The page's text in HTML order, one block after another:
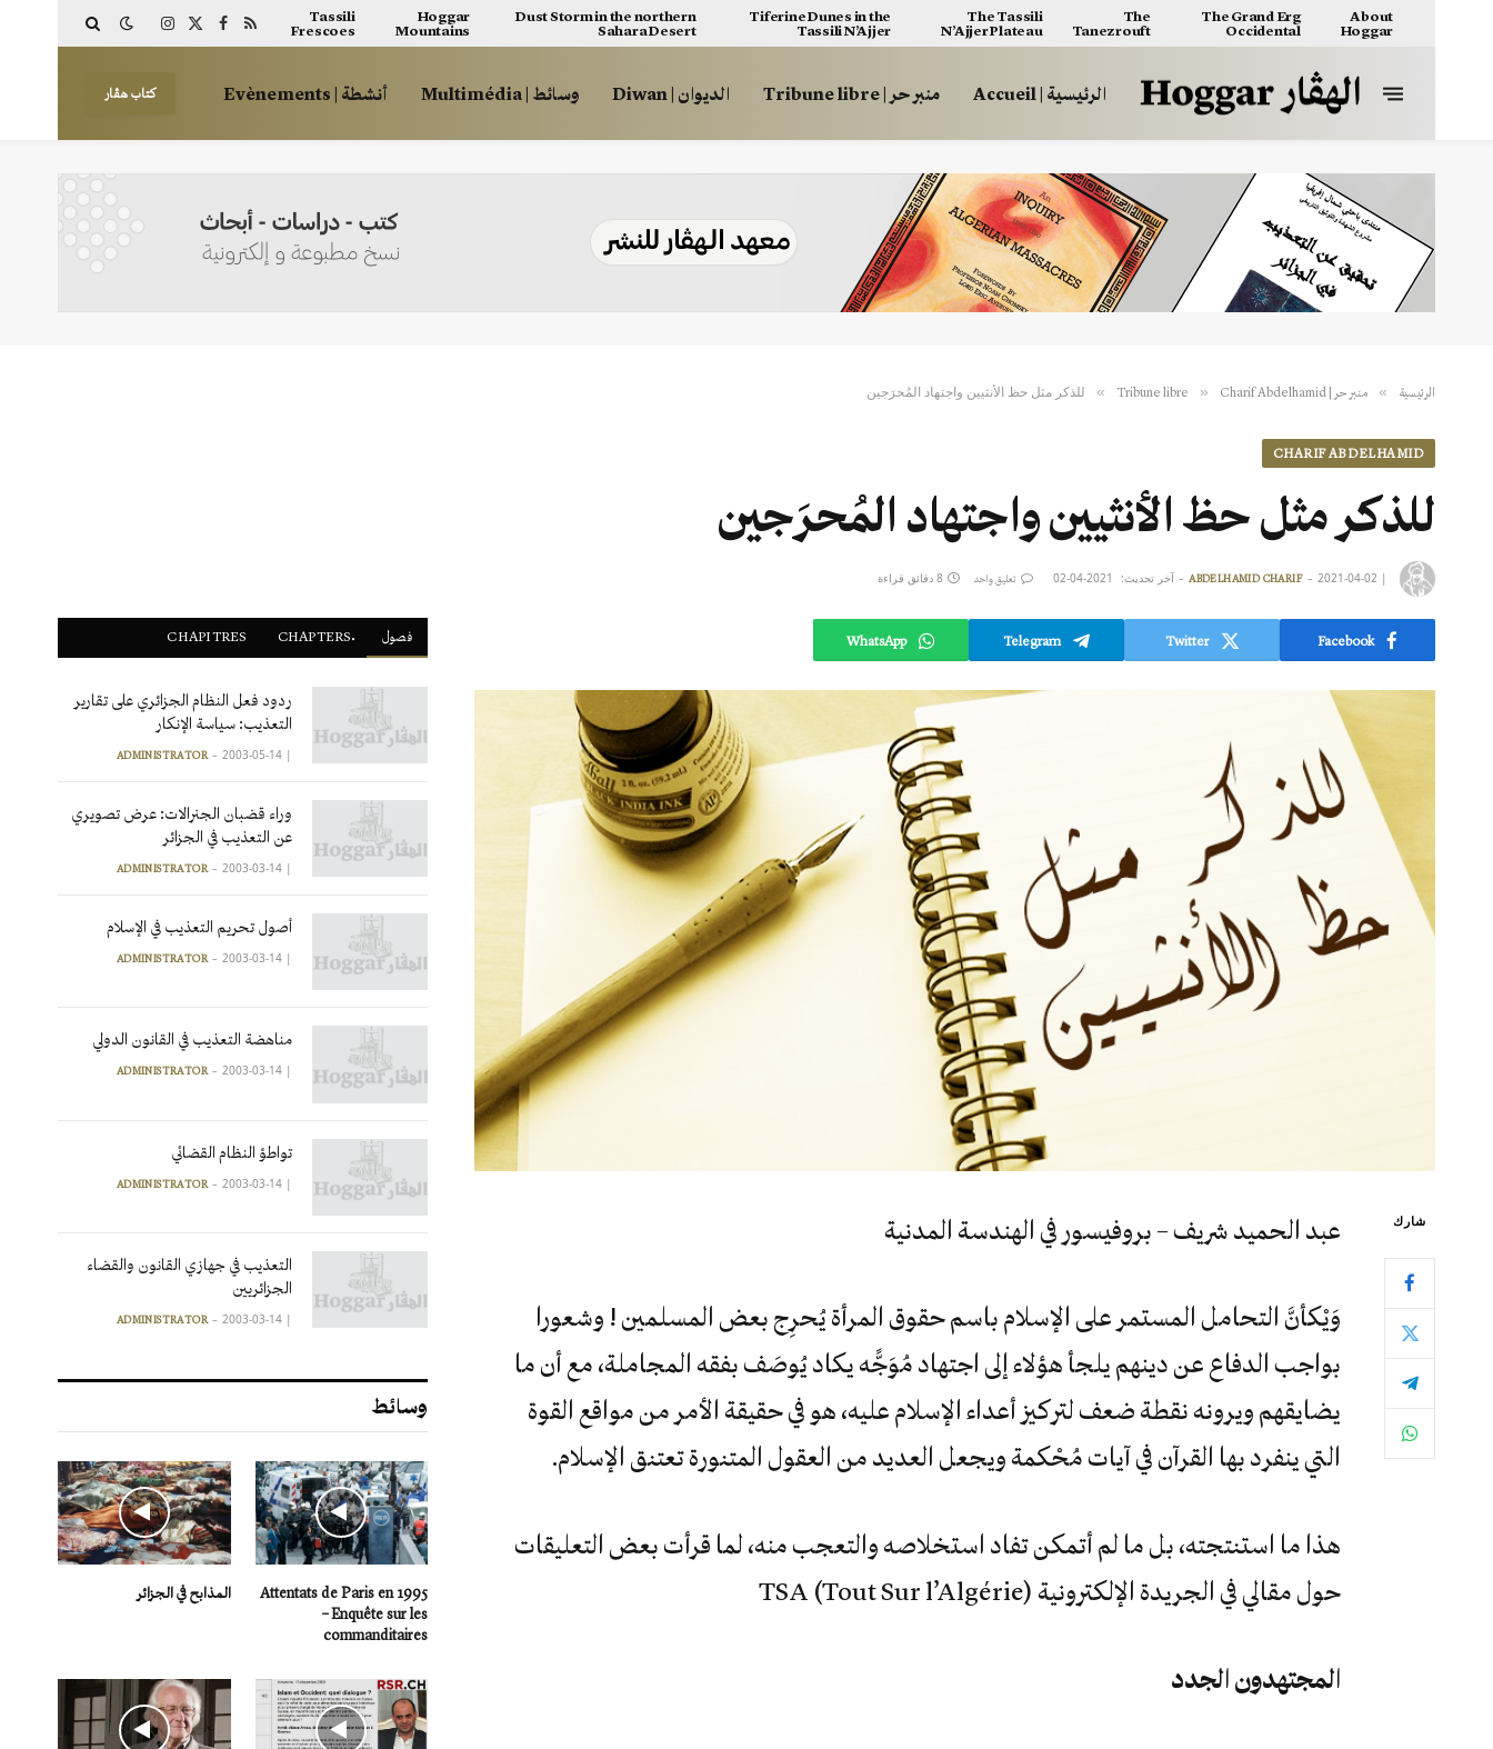
About
Hoggar
The Grand Erg
Occidental
The
Tanezrouft
The Tassili
N’Ajjer Plateau
Tiferine Dunes in the
Tassili N’Ajjer
Dust Storm in the northern
Sahara Desert
Hoggar
Mountains
Tassili
Frescoes
RSS
Facebook
X
Instagram
الرئيسية | Accueil منبر حر | Tribune libre الديوان | Diwan وسائط | Multimédia أنشطة | Evènements كتاب هڤار
الرئيسية » منبر حر | Tribune libre » Charif Abdelhamid
» للذكر مثل حظ الأنثيين واجتهاد المُحرَجين
CHARIF ABDELHAMID
للذكر مثل حظ الأنثيين واجتهاد المُحرَجين
|
ABDELHAMID CHARIF 2021-04-02 آخر تحديث: 2021-04-02 تعليق واحد 8 دقائق قراءة
Facebook
Twitter
Telegram
WhatsApp
شارك عبد الحميد شريف – بروفيسور في الهندسة المدنية
وَيْكأنَّ التحامل المستمر على الإسلام باسم حقوق المرأة يُحرِج بعض المسلمين ! وشعورا
بواجب الدفاع عن دينهم يلجأ هؤلاء إلى اجتهاد مُوَجًّه يكاد يُوصَف بفقه المجاملة، مع أن ما
يضايقهم ويرونه نقطة ضعف لتركيز أعداء الإسلام عليه، هو في حقيقة الأمر من مواقع القوة
التي ينفرد بها القرآن في آيات مُحْكمة ويجعل العديد من العقول المتنورة تعتنق الإسلام.
هذا ما استنتجته، بل ما لم أتمكن تفاد استخلاصه والتعجب منه، لما قرأت بعض التعليقات
حول مقالي في الجريدة الإلكترونية TSA (Tout Sur l’Algérie)
المجتهدون الجدد
فصول CHAPITRES
ردود فعل النظام الجزائري على تقارير
التعذيب: سياسة الإنكار
|
ADMINISTRATOR 2003-05-14
وراء قضبان الجنرالات: عرض تصويري
عن التعذيب في الجزائر
|
ADMINISTRATOR 2003-03-14
أصول تحريم التعذيب في الإسلام
|
ADMINISTRATOR 2003-03-14
مناهضة التعذيب في القانون الدولي
|
ADMINISTRATOR 2003-03-14
تواطؤ النظام القضائي
|
ADMINISTRATOR 2003-03-14
التعذيب في جهازي القانون والقضاء
الجزائريين
|
ADMINISTRATOR 2003-03-14
وسائط
Attentats de Paris en 1995
– Enquête sur les
commanditaires
المذابح في الجزائر